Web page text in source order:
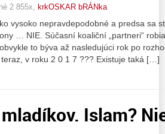
2 855x, krkOSKAR bRÁNka
vysoko nepravdepodobné a predsa sa
… NIE. Súčasní koaliční „partneri“
to býva až nasledujúci rok po
v roku 2 0 1 7 ??? Existuje taká […]
Islam?